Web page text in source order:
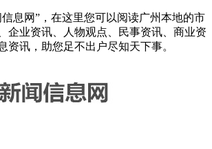
息网”，在这里您可以阅读广州本地的市
企业资讯、人物观点、民事资讯、商业资
资讯，助您足不出户尽知天下事。